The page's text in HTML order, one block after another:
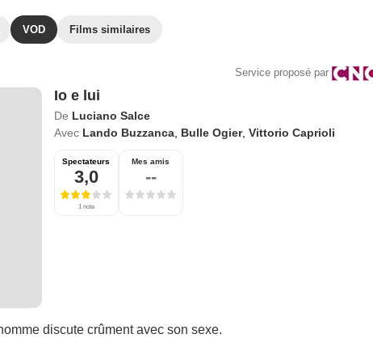
VOD Films similaires
Service proposé par
Io e lui
De Luciano Salce
Avec Lando Buzzanca, Bulle Ogier, Vittorio Caprioli
Spectateurs
3,0
1 note
Mes amis
--
discute crûment avec son sexe.